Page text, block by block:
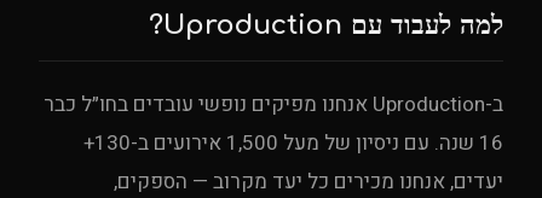
למה לעבוד עם Uproduction?
ב-Uproduction אנחנו מפיקים נופשי עובדים בחו״ל כבר
16 שנה. עם ניסיון של מעל 1,500 אירועים ב-130+
יעדים, אנחנו מכירים כל יעד מקרוב — הספקים,